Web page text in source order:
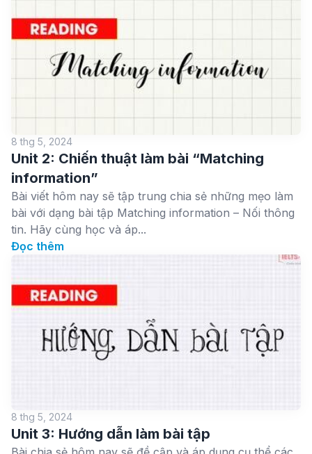
8 thg 5, 2024
Unit 2: Chiến thuật làm bài “Matching
information”
Bài viết hôm nay sẽ tập trung chia sẻ những mẹo làm
bài với dạng bài tập Matching information – Nối thông
tin. Hãy cùng học và áp...
Đọc thêm
8 thg 5, 2024
Unit 3: Hướng dẫn làm bài tập